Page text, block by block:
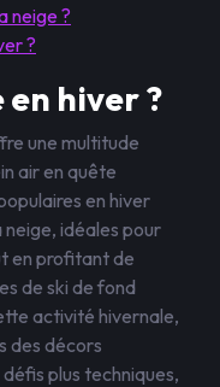
neige ?
?
hiver ?
une multitude
air en quête
en hiver
idéales pour
en profitant de
de ski de fond
activité hivernale,
des décors
plus techniques,